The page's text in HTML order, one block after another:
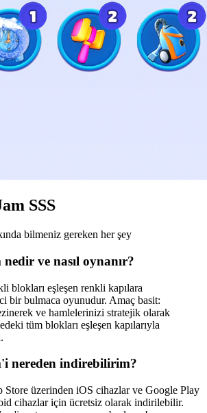
SSS
bilmeniz gereken her şey
ve nasıl oynanır?
blokları eşleşen renkli kapılara
bir bulmaca oyunudur. Amaç basit:
ve hamlelerinizi stratejik olarak
tüm blokları eşleşen kapılarıyla
nereden indirebilirim?
üzerinden iOS cihazlar ve Google Play
cihazlar için ücretsiz olarak indirilebilir.